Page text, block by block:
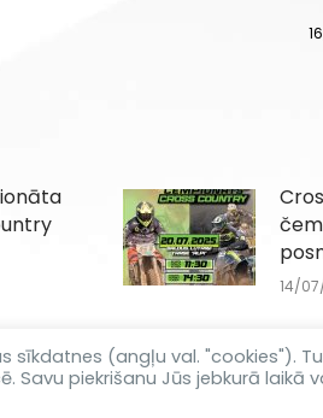
14/
(angļu val. "cookies").
Savu piekrišanu Jūs jebkurā